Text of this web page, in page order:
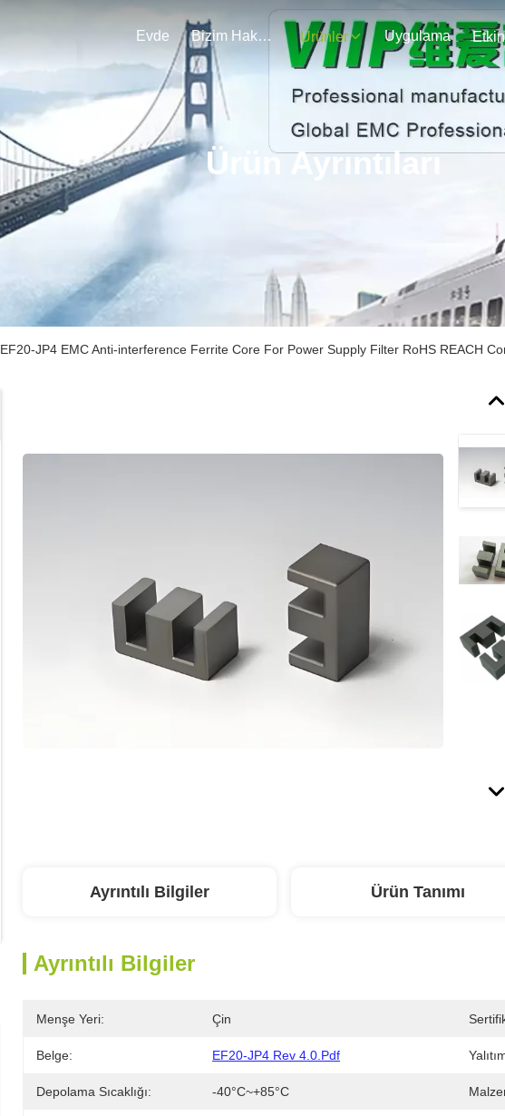
Evde Bizim Hakkımızda Ürünler Uygulama
Ürün Ayrıntıları
EF20-JP4 EMC Anti-interference Ferrite Core For Power Supply Filter RoHS REACH
Ayrıntılı Bilgiler Ürün Tanımı
Ayrıntılı Bilgiler
Menşe Yeri: Çin
Belge: EF20-JP4 Rev 4.0.pdf
Depolama Sıcaklığı: -40°C~+85°C